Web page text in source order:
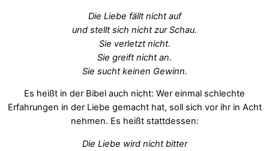
Die Liebe fällt nicht auf
und stellt sich nicht zur Schau.
Sie verletzt nicht.
Sie greift nicht an.
Sie sucht keinen Gewinn.
Es heißt in der Bibel auch nicht: Wer einmal schlechte
Erfahrungen in der Liebe gemacht hat, soll sich vor ihr in Acht
nehmen. Es heißt stattdessen:
Die Liebe wird nicht bitter